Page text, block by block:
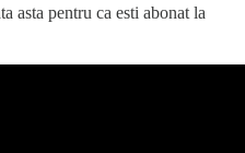
asta pentru ca esti abonat la